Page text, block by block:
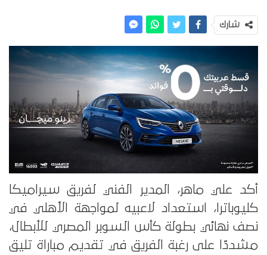
شارك
أكد علي ماهر، المدير الفني لفريق سيراميكا
كليوباترا، استعداد لاعبيه لمواجهة الأهلي في
نصف نهائي بطولة كأس السوبر المصري للأبطال،
مشددًا على رغبة الفريق في تقديم مباراة تليق